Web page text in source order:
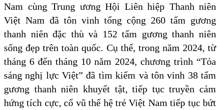
Nam cùng Trung ương Hội Liên hiệp Thanh niên
Việt Nam đã tôn vinh tổng cộng 260 tấm gương
thanh niên đặc thù và 152 tấm gương thanh niên
sống đẹp trên toàn quốc. Cụ thể, trong năm 2024, từ
tháng 6 đến tháng 10 năm 2024, chương trình “Tỏa
sáng nghị lực Việt” đã tìm kiếm và tôn vinh 38 tấm
gương thanh niên khuyết tật, tiếp tục truyền cảm
hứng tích cực, cổ vũ thế hệ trẻ Việt Nam tiếp tục bứt